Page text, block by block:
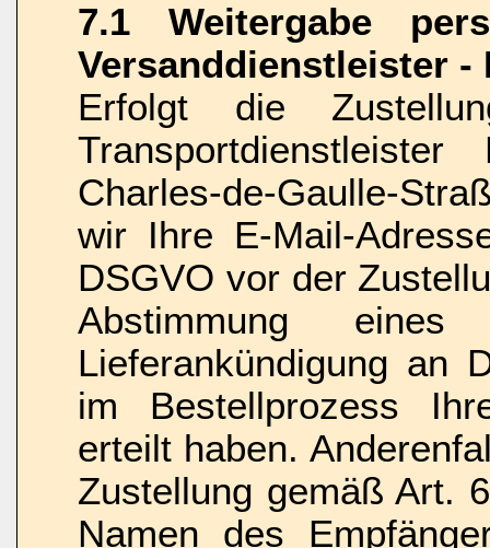
7.1 Weitergabe
Versanddienstleister -
Erfolgt die
Charles-de-Gaulle-
wir Ihre E-Mail-
DSGVO vor der
Abstimmung
Lieferankündigung an
im Bestellprozess
erteilt haben.
Zustellung gemäß Art.
Namen des